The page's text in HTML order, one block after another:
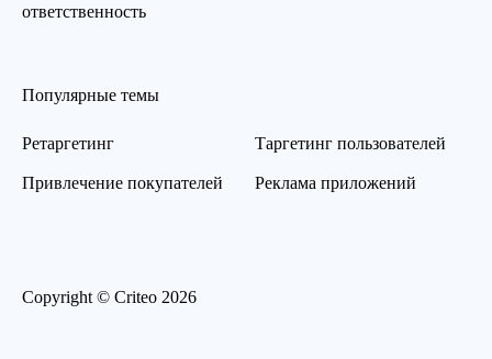
ответственность
Популярные темы
Ретаргетинг
Привлечение покупателей
Таргетинг пользователей
Реклама приложений
Copyright © Criteo 2026